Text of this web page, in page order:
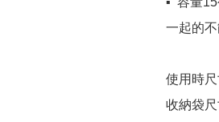
一起的不
使用時
收納袋